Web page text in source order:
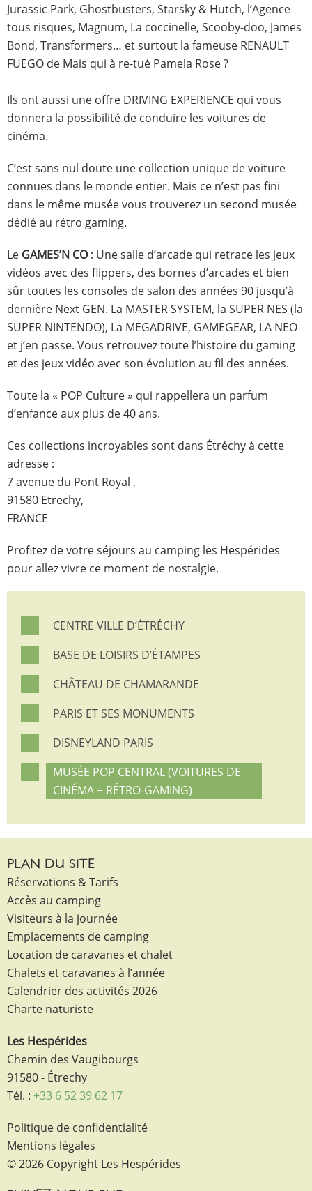
Jurassic Park, Ghostbusters, Starsky & Hutch, l’Agence
tous risques, Magnum, La coccinelle, Scooby-doo, James
Bond, Transformers… et surtout la fameuse RENAULT
FUEGO de Mais qui à re-tué Pamela Rose ?
Ils ont aussi une offre DRIVING EXPERIENCE qui vous
donnera la possibilité de conduire les voitures de
cinéma.
C’est sans nul doute une collection unique de voiture
connues dans le monde entier. Mais ce n’est pas fini
dans le même musée vous trouverez un second musée
dédié au rétro gaming.
Le GAMES’N CO: Une salle d’arcade qui retrace les jeux
vidéos avec des flippers, des bornes d’arcades et bien
sûr toutes les consoles de salon des années 90 jusqu’à
dernière Next GEN. La MASTER SYSTEM, la SUPER NES (la
SUPER NINTENDO), La MEGADRIVE, GAMEGEAR, LA NEO
et j’en passe. Vous retrouvez toute l’histoire du gaming
et des jeux vidéo avec son évolution au fil des années.
Toute la « POP Culture » qui rappellera un parfum
d’enfance aux plus de 40 ans.
Ces collections incroyables sont dans Étréchy à cette
adresse :
7 avenue du Pont Royal ,
91580 Etrechy,
FRANCE
Profitez de votre séjours au camping les Hespérides
pour allez vivre ce moment de nostalgie.
CENTRE VILLE D’ÉTRÉCHY
BASE DE LOISIRS D’ÉTAMPES
CHÂTEAU DE CHAMARANDE
PARIS ET SES MONUMENTS
DISNEYLAND PARIS
MUSÉE POP CENTRAL (VOITURES DE
CINÉMA + RÉTRO-GAMING)
PLAN DU SITE
Réservations & Tarifs
Accès au camping
Visiteurs à la journée
Emplacements de camping
Location de caravanes et chalet
Chalets et caravanes à l’année
Calendrier des activités 2026
Charte naturiste
Les Hespérides
Chemin des Vaugibourgs
91580 - Étrechy
Tél. : +33 6 52 39 62 17
Politique de confidentialité
Mentions légales
© 2026 Copyright Les Hespérides